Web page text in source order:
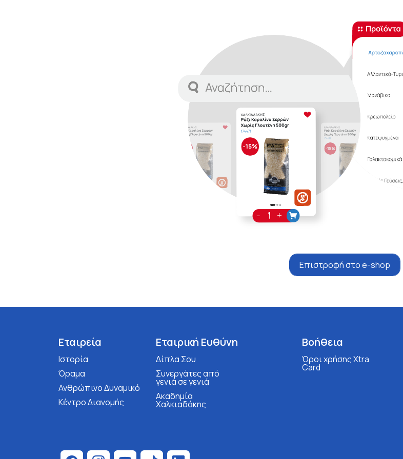
Επιστροφή στο e-shop
Εταιρεία
Ιστορία
Όραμα
Ανθρώπινο Δυναμικό
Κέντρο Διανομής
Εταιρική Ευθύνη
Δίπλα Σου
Συνεργάτες από
γενιά σε γενιά
Ακαδημία
Χαλκιαδάκης
Βοήθεια
Όροι χρήσης Xtra
Card